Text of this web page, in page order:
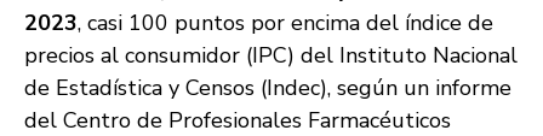
2023, casi 100 puntos por encima del índice de
precios al consumidor (IPC) del Instituto Nacional
de Estadística y Censos (Indec), según un informe
del Centro de Profesionales Farmacéuticos